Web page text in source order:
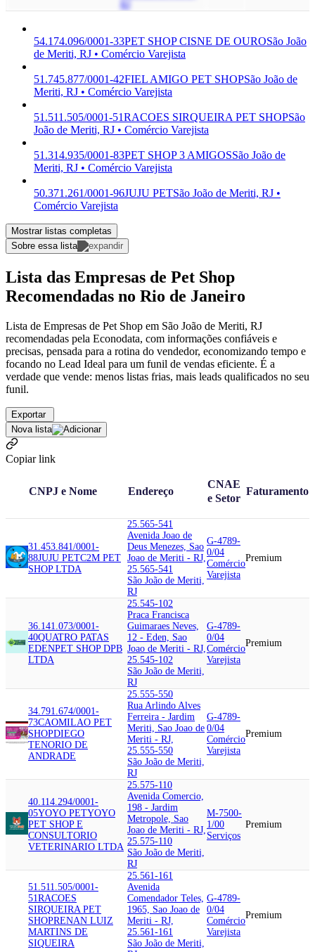
54.174.096/0001-33PET SHOP CISNE DE OUROSão João
de Meriti, RJ • Comércio Varejista
51.745.877/0001-42FIEL AMIGO PET SHOPSão João de
Meriti, RJ • Comércio Varejista
51.511.505/0001-51RACOES SIRQUEIRA PET SHOPSão
João de Meriti, RJ • Comércio Varejista
51.314.935/0001-83PET SHOP 3 AMIGOSSão João de
Meriti, RJ • Comércio Varejista
50.371.261/0001-96JUJU PETSão João de Meriti, RJ •
Comércio Varejista
Mostrar listas completas
Sobre essa lista
Lista das Empresas de Pet Shop
Recomendadas no Rio de Janeiro
Lista de Empresas de Pet Shop em São João de Meriti, RJ
recomendadas pela Econodata, com informações confiáveis e
precisas, pensada para a rotina do vendedor, economizando tempo e
focando no Lead Ideal para um funil de vendas eficiente. É a
verdade que vende: menos listas frias, mais leads qualificados no seu
funil.
Exportar
Nova lista
Copiar link
CNPJ e Nome Endereço
CNAE
e Setor
Faturamento
31.453.841/0001-
88JUJU PETC2M PET
SHOP LTDA
25.565-541
Avenida Joao de
Deus Menezes, Sao
Joao de Meriti - RJ,
25.565-541
São João de Meriti,
RJ
G-4789-
0/04
Comércio
Varejista
Premium
36.141.073/0001-
40QUATRO PATAS
EDENPET SHOP DPB
LTDA
25.545-102
Praca Francisca
Guimaraes Neves,
12 - Eden, Sao
Joao de Meriti - RJ,
25.545-102
São João de Meriti,
RJ
G-4789-
0/04
Comércio
Varejista
Premium
34.791.674/0001-
73CAOMILAO PET
SHOPDIEGO
TENORIO DE
ANDRADE
25.555-550
Rua Arlindo Alves
Ferreira - Jardim
Meriti, Sao Joao de
Meriti - RJ,
25.555-550
São João de Meriti,
RJ
G-4789-
0/04
Comércio
Varejista
Premium
40.114.294/0001-
05YOYO PETYOYO
PET SHOP E
CONSULTORIO
VETERINARIO LTDA
25.575-110
Avenida Comercio,
198 - Jardim
Metropole, Sao
Joao de Meriti - RJ,
25.575-110
São João de Meriti,
RJ
M-7500-
1/00
Serviços
Premium
51.511.505/0001-
51RACOES
SIRQUEIRA PET
SHOPRENAN LUIZ
MARTINS DE
SIQUEIRA
25.561-161
Avenida
Comendador Teles,
1965, Sao Joao de
Meriti - RJ,
25.561-161
São João de Meriti,
G-4789-
0/04
Comércio
Varejista
Premium